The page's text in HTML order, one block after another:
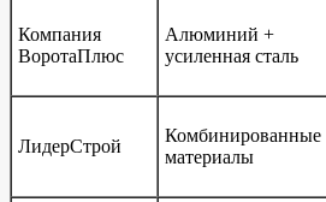
Компания
ВоротаПлюс
Алюминий +
усиленная сталь
ЛидерСтрой
Комбинированные
материалы